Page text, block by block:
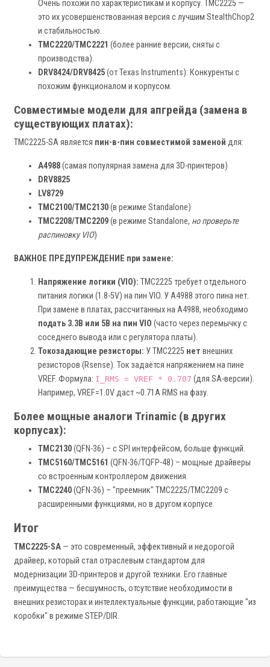
Очень похожи по характеристикам и корпусу. TMC2225 —
это их усовершенствованная версия с лучшим StealthChop2
и стабильностью.
TMC2220/TMC2221 (более ранние версии, сняты с
производства).
DRV8424/DRV8425(от Texas Instruments): Конкуренты с
похожим функционалом и корпусом.
Совместимые модели для апгрейда (замена в
существующих платах):
TMC2225-SA является пин-в-пин совместимой заменой для:
A4988(самая популярная замена для 3D-принтеров)
DRV8825
LV8729
TMC2100/TMC2130(в режиме Standalone)
TMC2208/TMC2209(в режиме Standalone, но проверьте
распиновку VIO)
ВАЖНОЕ ПРЕДУПРЕЖДЕНИЕ при замене:
Напряжение логики (VIO): TMC2225 требует отдельного
питания логики (1.8-5V) на пин VIO. У A4988 этого пина нет.
При замене в платах, рассчитанных на A4988, необходимо
подать 3.3В или 5В на пин VIO (часто через перемычку с
соседнего вывода или с регулятора платы).
Токозадающие резисторы: У TMC2225 нет внешних
резисторов (Rsense). Ток задаётся напряжением на пине
VREF. Формула: I_RMS = VREF * 0.707 (для SA-версии).
Например, VREF=1.0V даст ~0.71A RMS на фазу.
Более мощные аналоги Trinamic (в других
корпусах):
TMC2130(QFN-36) – с SPI интерфейсом, больше функций.
TMC5160/TMC5161 (QFN-36/TQFP-48) – мощные драйверы
со встроенным контроллером движения.
TMC2240(QFN-36) – "преемник" TMC2225/TMC2209 с
расширенными функциями, но в другом корпусе.
Итог
TMC2225-SA — это современный, эффективный и недорогой
драйвер, который стал отраслевым стандартом для
модернизации 3D-принтеров и другой техники. Его главные
преимущества — бесшумность, отсутствие необходимости в
внешних резисторах и интеллектуальные функции, работающие "из
коробки" в режиме STEP/DIR.